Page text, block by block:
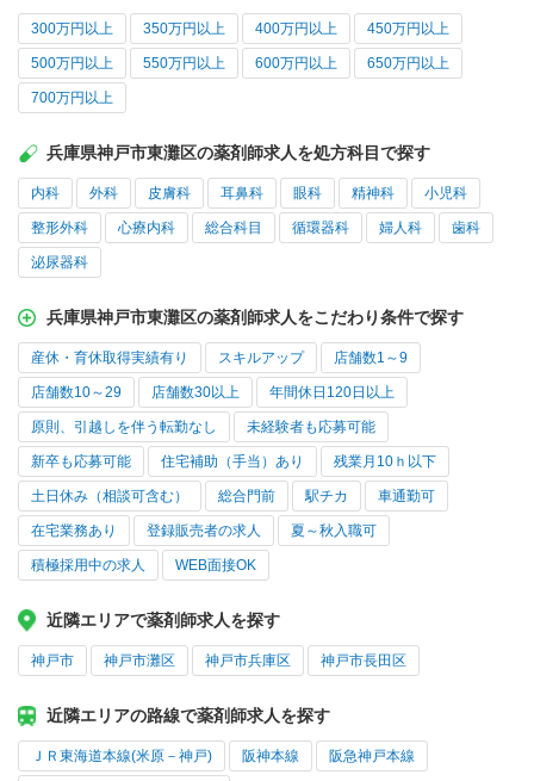
300万円以上 350万円以上 400万円以上 450万円以上
500万円以上 550万円以上 600万円以上 650万円以上
700万円以上
兵庫県神戸市東灘区の薬剤師求人を処方科目で探す
内科 外科 皮膚科 耳鼻科 眼科 精神科 小児科
整形外科 心療内科 総合科目 循環器科 婦人科 歯科
泌尿器科
兵庫県神戸市東灘区の薬剤師求人をこだわり条件で探す
産休・育休取得実績有り スキルアップ 店舗数1～9
店舗数10～29 店舗数30以上 年間休日120日以上
原則、引越しを伴う転勤なし 未経験者も応募可能
新卒も応募可能 住宅補助（手当）あり 残業月10ｈ以下
土日休み（相談可含む） 総合門前 駅チカ 車通勤可
在宅業務あり 登録販売者の求人 夏～秋入職可
積極採用中の求人 WEB面接OK
近隣エリアで薬剤師求人を探す
神戸市 神戸市灘区 神戸市兵庫区 神戸市長田区
近隣エリアの路線で薬剤師求人を探す
ＪＲ東海道本線(米原－神戸) 阪神本線 阪急神戸本線